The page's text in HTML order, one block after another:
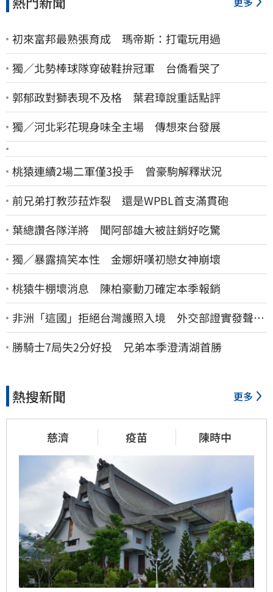
初來富邦最熟張育成 瑪帝斯：打電玩用過
獨／北勢棒球隊穿破鞋拚冠軍 台僑看哭了
郭郁政對獅表現不及格 葉君璋說重話點評
獨／河北彩花現身味全主場 傳想來台發展
桃猿連續2場二軍僅3投手 曾豪駒解釋狀況
前兄弟打教莎菈炸裂 還是WPBL首支滿貫砲
葉總讚各隊洋將 聞阿部雄大被註銷好吃驚
獨／暴露搞笑本性 金娜妍嘆初戀女神崩壞
桃猿牛棚壞消息 陳柏豪動刀確定本季報銷
非洲「這國」拒絕台灣護照入境 外交部證實發聲
了：持續交涉聯繫
勝騎士7局失2分好投 兄弟本季澄清湖首勝
熱搜新聞 更多
慈濟 疫苗 陳時中